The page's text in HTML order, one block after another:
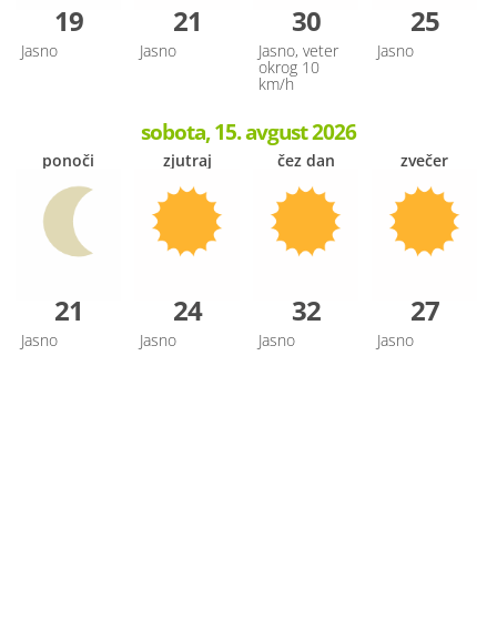
19
Jasno
21
Jasno
30
Jasno, veter
okrog 10
km/h
25
Jasno
sobota, 15. avgust 2026
ponoči
21
Jasno
zjutraj
24
Jasno
čez dan
32
Jasno
zvečer
27
Jasno